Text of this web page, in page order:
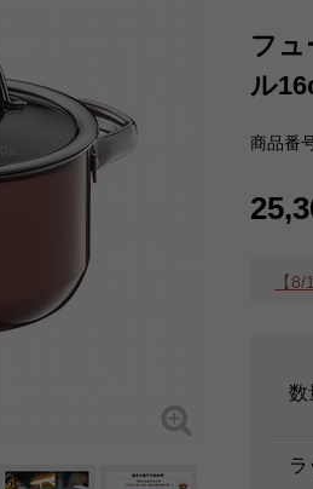
フ
ル
商品番
【
数
ラ